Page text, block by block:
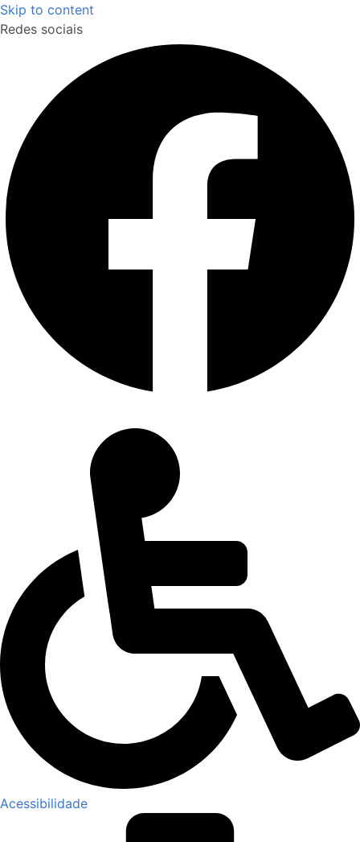
Skip to content
Redes sociais
Acessibilidade